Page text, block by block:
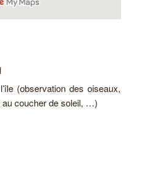
(observation des oiseaux,
au coucher de soleil, …)